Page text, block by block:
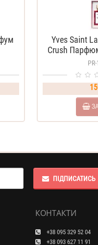
Yves Saint
Crush
ПІДПИСАТИСЬ
КОНТАКТИ
+38 095 329 52 04
+38 093 627 11 91